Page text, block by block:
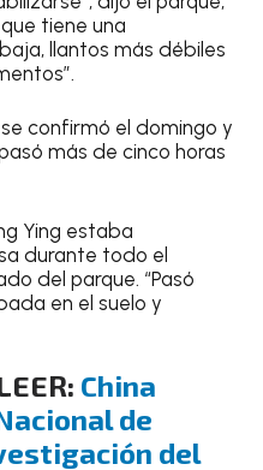
tiene una
llantos más débiles
confirmó el domingo y
más de cinco horas
Ying estaba
durante todo el
del parque. “Pasó
en el suelo y
China
de
del